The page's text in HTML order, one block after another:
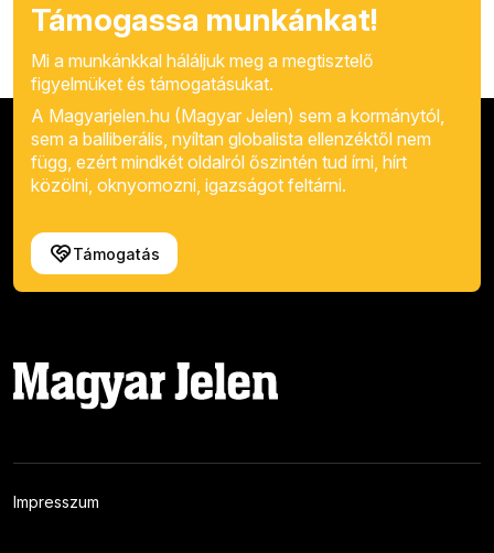
Támogassa munkánkat!
Mi a munkánkkal háláljuk meg a megtisztelő
figyelmüket és támogatásukat.
A Magyarjelen.hu (Magyar Jelen) sem a kormánytól,
sem a balliberális, nyíltan globalista ellenzéktől nem
függ, ezért mindkét oldalról őszintén tud írni, hírt
közölni, oknyomozni, igazságot feltárni.
Támogatás
Impresszum